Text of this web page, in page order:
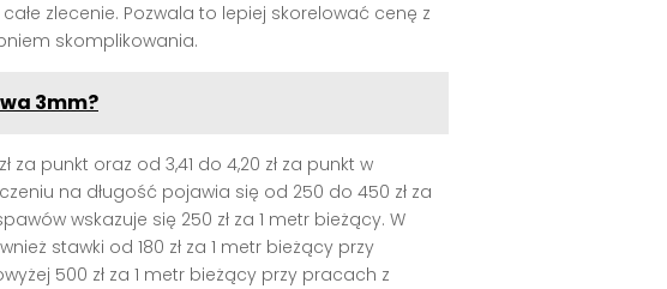
zlecenie. Pozwala to lepiej skorelować cenę z
skomplikowania.
3mm?
punkt oraz od 3,41 do 4,20 zł za punkt w
na długość pojawia się od 250 do 450 zł za
wskazuje się 250 zł za 1 metr bieżący. W
stawki od 180 zł za 1 metr bieżący przy
500 zł za 1 metr bieżący przy pracach z